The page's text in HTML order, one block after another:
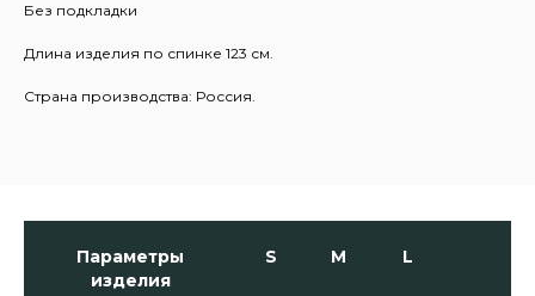
Без подкладки
Длина изделия по спинке 123 см.
Страна производства: Россия.
Параметры
изделия
S M L